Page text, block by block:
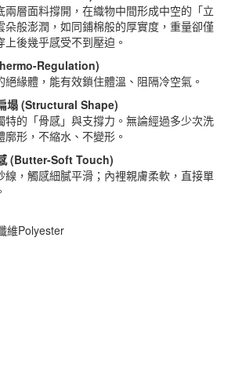
兩層面料撐開，在織物中間形成中空的「立
朵般澎潤，如同鋪棉般的厚實度，重量卻僅
後幾乎感受不到壓迫。
Regulation)
緣體，能有效鎖住體溫、阻隔冷空氣。
塌 (Structural Shape)
特的「骨感」與支撐力。無論經過多少次洗
形，不縮水、不變形。
(Butter-Soft Touch)
線，觸感細膩平滑；內裡親膚柔軟，直接單
維Polyester